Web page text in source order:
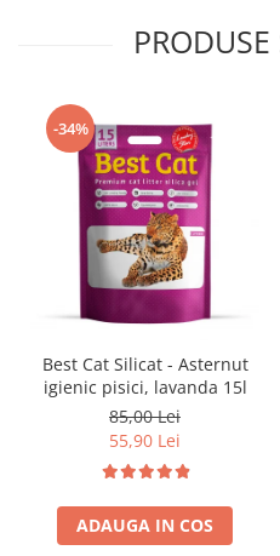
-34%
Best Cat Silicat - Asternut
igienic pisici, lavanda 15l
85,00 Lei
55,90 Lei
ADAUGA IN COS